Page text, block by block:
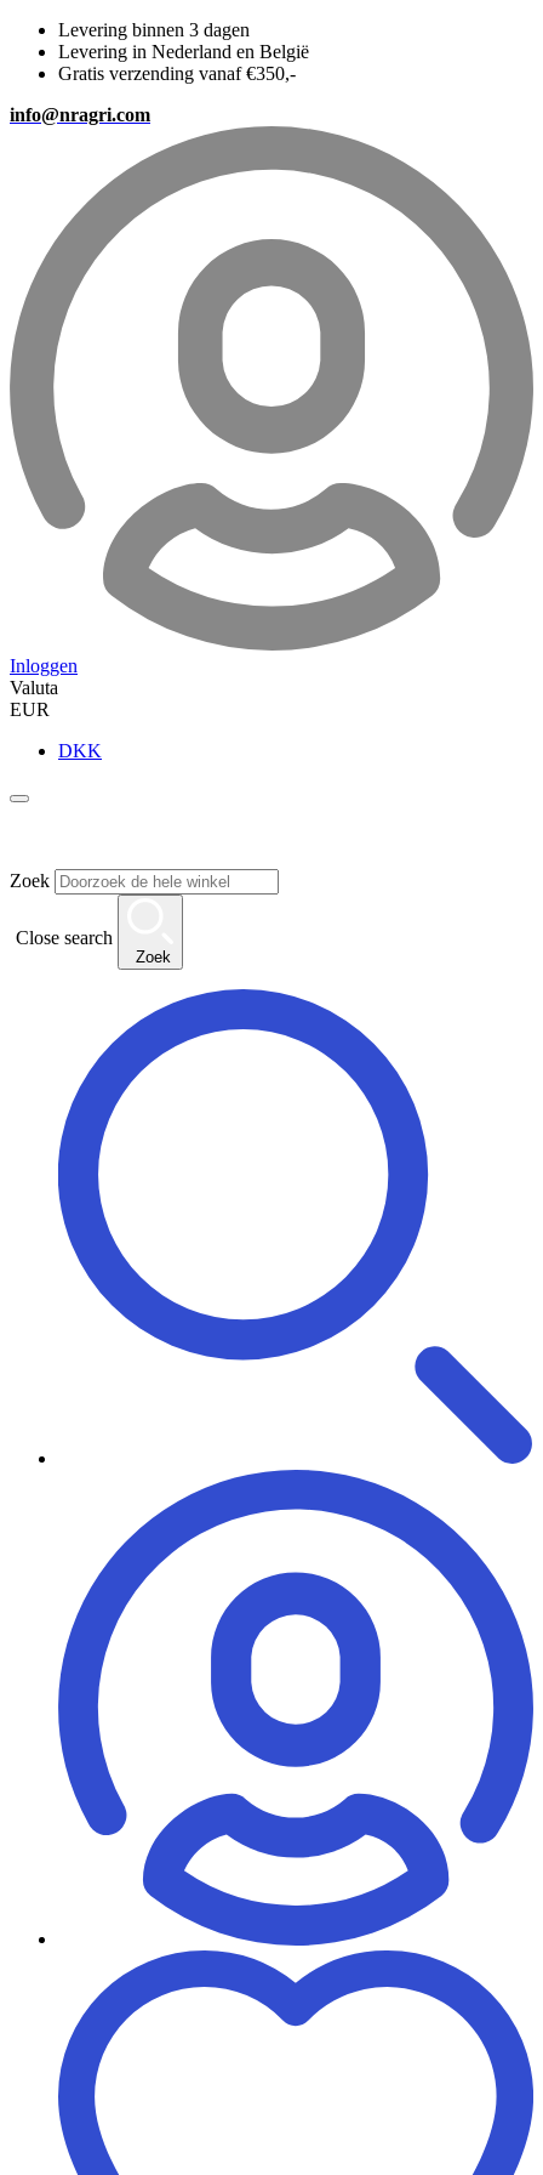
Levering binnen 3 dagen
Levering in Nederland en België
Gratis verzending vanaf €350,-
info@nragri.com
Inloggen
Valuta
EUR
DKK
Zoek
Close search
Zoek